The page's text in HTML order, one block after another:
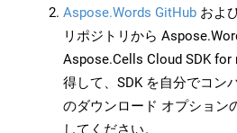
Aspose.Words GitHub およ
リポジトリから
Aspose.Cells Cloud SDK for
得して、SDK を自分でコン
のダウンロード オプション
してください。